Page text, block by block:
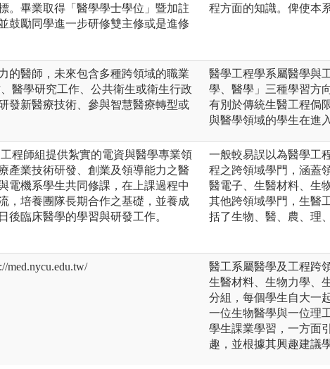
。畢業取得「醫學學士學位」暨加註
鼓勵同學進一步研修雙主修或是進修
程方面的知識。俾使本
的醫師，未來包含多種跨領域的職業
醫學研究工作、公共衛生或衛生行政
發新醫療技術、參與智慧醫療轉型或
醫學工程學系屬醫學與
學、醫學」三種學習方
有別於傳統生醫工程侷
與醫學領域的學生在進
程師組提供紮實的電資與醫學專業領
產業技術研發、創業及領導能力之醫
電機系學生共同修課，在上課過程中
，培養團隊長期合作之基礎，並養成
後臨床醫學的學習與研發工作。
一般較易誤以為醫學工
程之跨領域學門，涵蓋
醫電子、生醫材料、生
其他跨領域學門，生醫
括了生物、醫、農、理
med.nycu.edu.tw/
醫工系屬醫學及工程跨
生醫材料、生物力學、
分組，每個學生自大一
一位生物醫學與一位理
學生課業學習，一方面
趣，並根據其興趣建議